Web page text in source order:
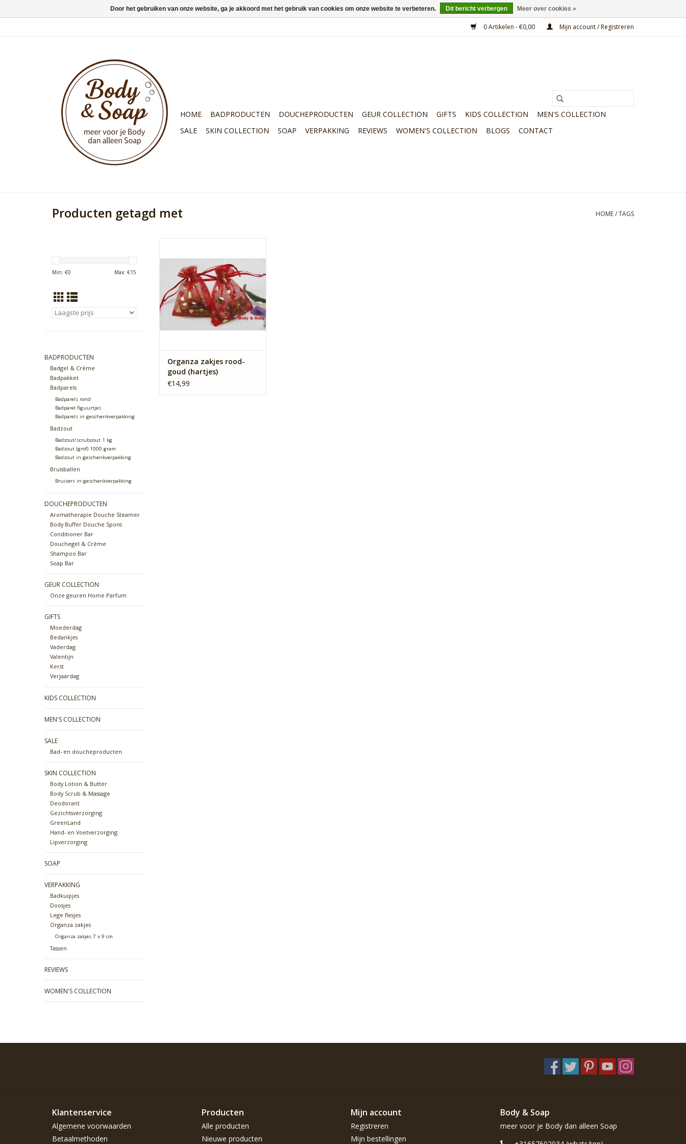
0 Artikelen - €0,00 Mijn account / Registreren
HOME BADPRODUCTEN DOUCHEPRODUCTEN GEUR COLLECTION GIFTS KIDS COLLECTION
MEN'S COLLECTION
SALE
SKIN COLLECTION SOAP VERPAKKING REVIEWS WOMEN'S COLLECTION BLOGS CONTACT
Producten getagd met HOME/TAGS
Min: €0 Max: €15
BADPRODUCTEN
Badgel & Crème
Badpakket
Badparels
Badparels rond
Badparel figuurtjes
Badparels in geschenkverpakking
Badzout
Badzout/scrubzout 1 kg
Badzout (grof) 1000 gram
Badzout in geschenkverpakking
Bruisballen
Bruisers in geschenkverpakking
DOUCHEPRODUCTEN
Aromatherapie Douche Steamer
Body Buffer Douche Spons
Conditioner Bar
Douchegel & Crème
Shampoo Bar
Soap Bar
GEUR COLLECTION
Onze geuren Home Parfum
GIFTS
Moederdag
Bedankjes
Vaderdag
Valentijn
Kerst
Verjaardag
KIDS COLLECTION
MEN'S COLLECTION
SALE
Bad- en doucheproducten
SKIN COLLECTION
Body Lotion & Butter
Body Scrub & Massage
Deodorant
Gezichtsverzorging
GreenLand
Hand- en Voetverzorging
Lipverzorging
SOAP
VERPAKKING
Badkuipjes
Doosjes
Lege flesjes
Organza zakjes
Organza zakjes 7 x 9 cm
Tassen
REVIEWS
WOMEN'S COLLECTION
100 mooie organza zakjes 7 x 9
cm - goud/rood (hartjes).
TOEVOEGEN AAN WINKELWAGEN
Organza zakjes rood-
goud (hartjes)
€14,99
Klantenservice
Algemene voorwaarden
Betaalmethoden
Producten
Alle producten
Nieuwe producten
Mijn account
Registreren
Mijn bestellingen
Body & Soap
meer voor je Body dan alleen Soap
Door het gebruiken van onze website, ga je akkoord met het gebruik van cookies om onze website te verbeteren. Dit bericht verbergen Meer over cookies »